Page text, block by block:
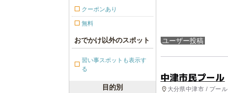
ユーザー投稿
中津市民プール
大分県中津市 / プール
クーポンあり
無料
おでかけ以外のスポット
習い事スポットも表示す
る
目的別